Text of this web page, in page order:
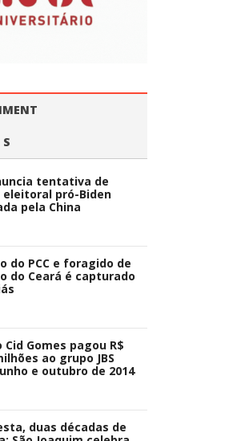
S
tentativa de
pró-Biden
pela China
do PCC e foragido de
do Ceará é capturado
Cid Gomes pagou R$
ao grupo JBS
e outubro de 2014
duas décadas de